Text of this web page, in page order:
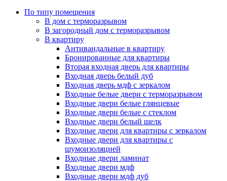
По типу помещения
В дом с терморазрывом
В загородный дом с терморазрывом
В квартиру
Антивандальные в квартиру
Бронированные для квартиры
Вторая входная дверь для квартиры
Входная дверь белый дуб
Входная дверь мдф с зеркалом
Входные белые двери с терморазрывом
Входные двери белые глянцевые
Входные двери белые с стеклом
Входные двери белый шелк
Входные двери для квартиры с зеркалом
Входные двери для квартиры с
шумоизоляцией
Входные двери ламинат
Входные двери мдф
Входные двери мдф дуб